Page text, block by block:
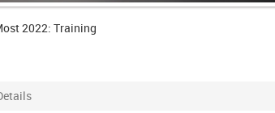
2022: Training